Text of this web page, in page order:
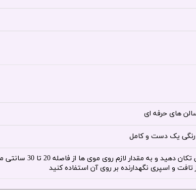
های حرفه ای
یک دست و کامل
به خوبی تکان
تافت و اسپری نگهدارنده بر روی آن استفاده کنید